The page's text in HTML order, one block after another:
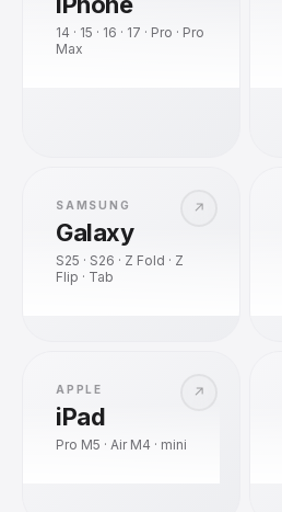
14 · 15 · 16 · 17 · Pro · Pro
Max
↗
SAMSUNG
Galaxy
S25 · S26 · Z Fold · Z
Flip · Tab
↗
APPLE
iPad
Pro M5 · Air M4 · mini